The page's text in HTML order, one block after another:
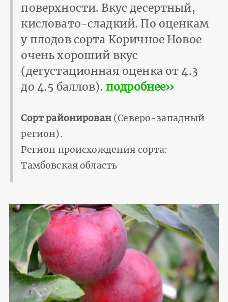
поверхности. Вкус десертный,
кисловато-сладкий. По оценкам
у плодов сорта Коричное Новое
очень хороший вкус
(дегустационная оценка от 4.3
до 4.5 баллов). подробнее››
Сорт районирован(Северо-западный
регион).
Регион происхождения сорта:
Тамбовская область